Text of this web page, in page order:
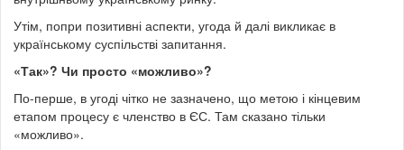
Утім, попри позитивні аспекти, угода й далі викликає в
українському суспільстві запитання.
«Так»? Чи просто «можливо»?
По-перше, в угоді чітко не зазначено, що метою і кінцевим
етапом процесу є членство в ЄС. Там сказано тільки
«можливо».